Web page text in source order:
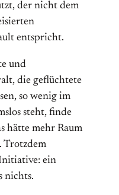
der nicht dem
entspricht.
und
die geflüchtete
so wenig im
steht, finde
hätte mehr Raum
Trotzdem
ein
nichts.